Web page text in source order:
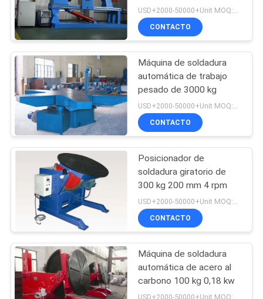
Máquina de
revestimiento de
tuberías
Máquina de
medición
USD+2000-50000+Unit MOQ:1 unidad
CONTACTO
Máquina de soldadura
automática de trabajo
pesado de 3000 kg
USD+2000-50000+Unit MOQ:1 unidad
CONTACTO
Posicionador de
soldadura giratorio de
300 kg 200 mm 4 rpm
CONTACTO
Máquina de soldadura
automática de acero al
carbono 100 kg 0,18 kw